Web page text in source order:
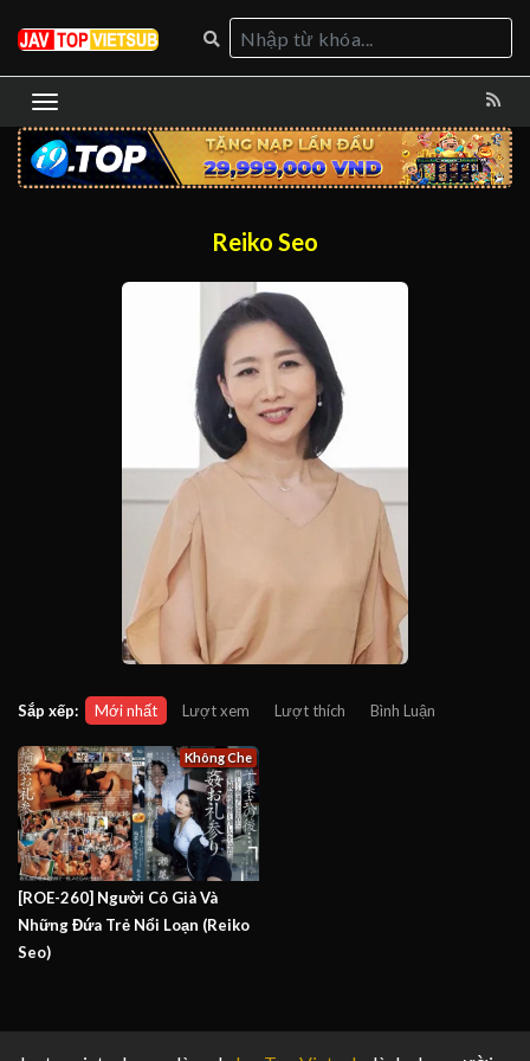
Reiko Seo
Sắp xếp: Mới nhất Lượt xem Lượt thích Bình Luận
[ROE-260] Người Cô Già Và
Những Đứa Trẻ Nổi Loạn (Reiko
Seo)
Không Che